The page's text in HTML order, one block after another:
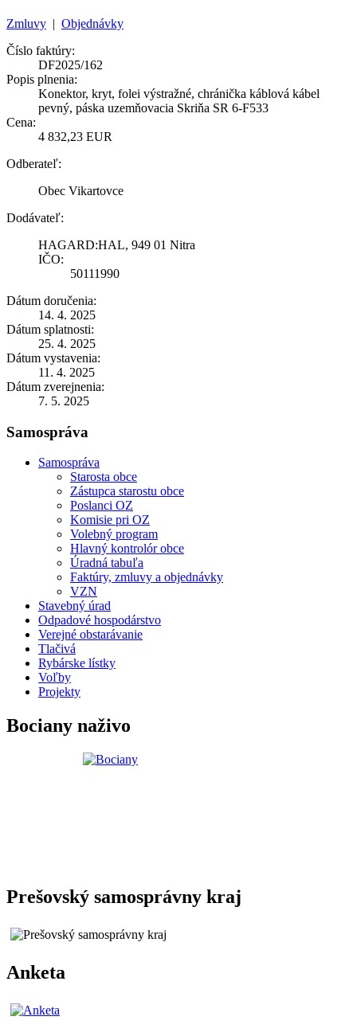
Zmluvy | Objednávky
Číslo faktúry:
DF2025/162
Popis plnenia:
Konektor, kryt, folei výstražné, chránička káblová kábel
pevný, páska uzemňovacia Skriňa SR 6-F533
Cena:
4 832,23 EUR
Odberateľ:
Obec Vikartovce
Dodávateľ:
HAGARD:HAL, 949 01 Nitra
IČO:
50111990
Dátum doručenia:
14. 4. 2025
Dátum splatnosti:
25. 4. 2025
Dátum vystavenia:
11. 4. 2025
Dátum zverejnenia:
7. 5. 2025
Samospráva
Samospráva
Starosta obce
Zástupca starostu obce
Poslanci OZ
Komisie pri OZ
Volebný program
Hlavný kontrolór obce
Úradná tabuľa
Faktúry, zmluvy a objednávky
VZN
Stavebný úrad
Odpadové hospodárstvo
Verejné obstarávanie
Tlačivá
Rybárske lístky
Voľby
Projekty
Bociany naživo
Prešovský samosprávny kraj
Anketa